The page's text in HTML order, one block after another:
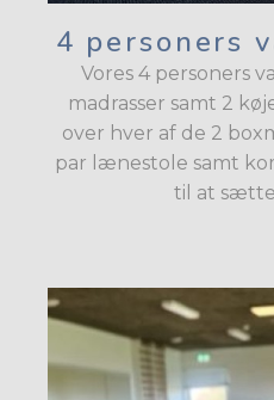
4 personers
Vores 4 personers
madrasser samt 2
over hver af de 2
par lænestole samt
til at